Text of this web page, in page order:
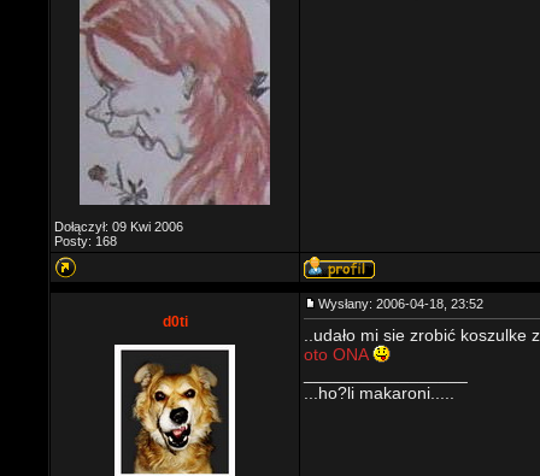
Dołączył: 09 Kwi 2006
Posty: 168
d0ti
Wysłany: 2006-04-18, 23:52
..udało mi sie zrobić
oto ONA
...ho?li makaroni.....